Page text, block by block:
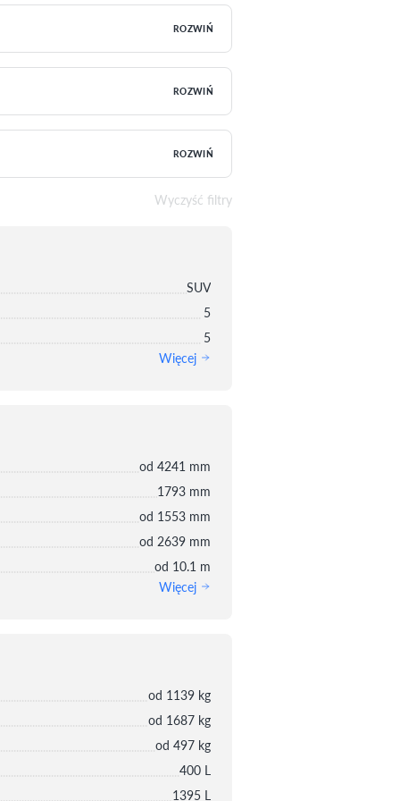
ROZWIŃ
ROZWIŃ
ROZWIŃ
Wyczyść filtry
SUV
5
5
Więcej
od 4241 mm
1793 mm
od 1553 mm
od 2639 mm
od 10.1 m
Więcej
od 1139 kg
od 1687 kg
od 497 kg
400 L
1395 L